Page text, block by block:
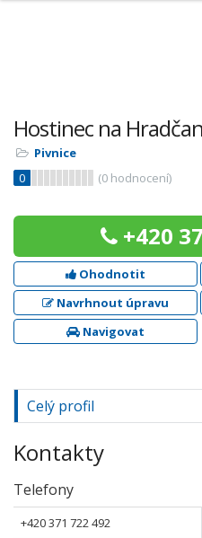
Hostinec na
Pivnice
0
(0 hodnocení)
+420
Ohodnotit
Navrhnout úpravu
Navigovat
Celý profil
Kontakty
Telefony
+420 371 722 492